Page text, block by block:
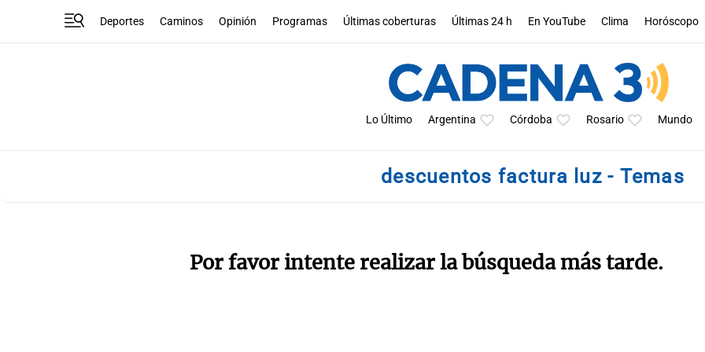
Deportes Caminos Opinión Programas Últimas coberturas Últimas 24 h En YouTube Clima Horóscopo
Lo Último Argentina Córdoba Rosario Mundo
descuentos factura luz - Temas
Por favor intente realizar la búsqueda más tarde.